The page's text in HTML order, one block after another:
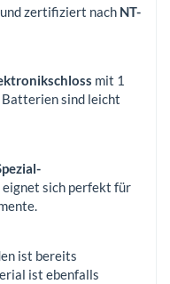
zertifiziert nach NT-
mit 1
sind leicht
sich perfekt für
ist bereits
ist ebenfalls